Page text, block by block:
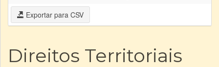
Exportar para CSV
Direitos Territoriais